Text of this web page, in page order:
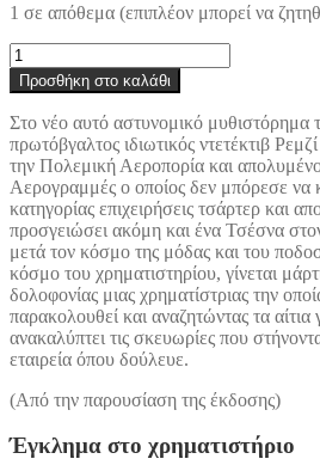
was:
τιμή
1 σε απόθεμα (επιπλέον μπορεί να
Έγκλημα
στο
χρηματιστήριο
ποσότητα
Προσθήκη στο καλάθι
Στο νέο αυτό αστυνομικό μυθιστόρημα
πρωτόβγαλτος ιδιωτικός ντετέκτιβ
την Πολεμική Αεροπορία και
Αερογραμμές ο οποίος δεν μπόρεσε να
κατηγορίας επιχειρήσεις τσάρτερ και
προσγειώσει ακόμη και ένα Τσέσνα
μετά τον κόσμο της μόδας και του
κόσμο του χρηματιστηρίου, γίνεται
δολοφονίας μιας χρηματίστριας την
παρακολουθεί και αναζητώντας τα αίτια
ανακαλύπτει τις σκευωρίες που
εταιρεία όπου δούλευε.
(Από την παρουσίαση της έκδοσης)
Έγκλημα στο χρηματιστήριο